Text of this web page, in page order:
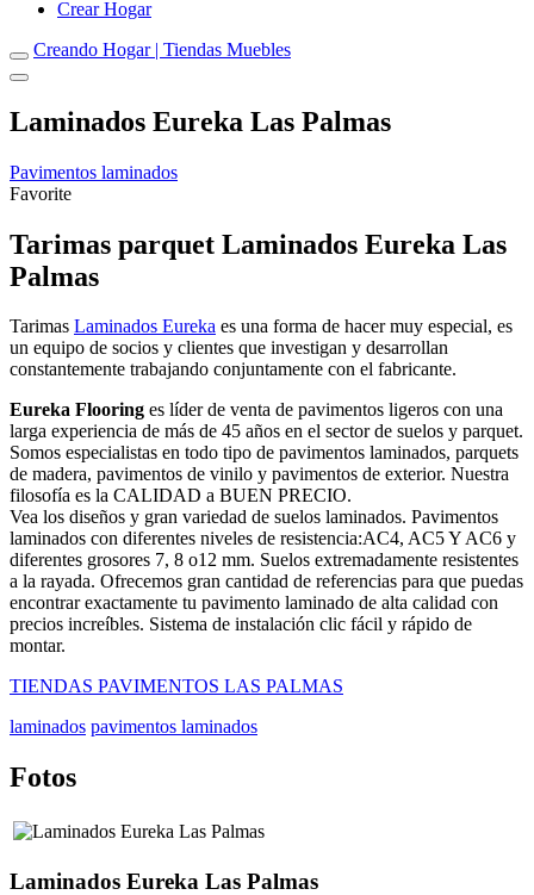
Crear Hogar
Creando Hogar | Tiendas Muebles
Laminados Eureka Las Palmas
Pavimentos laminados
Favorite
Tarimas parquet Laminados Eureka Las
Palmas
Tarimas Laminados Eureka es una forma de hacer muy especial, es
un equipo de socios y clientes que investigan y desarrollan
constantemente trabajando conjuntamente con el fabricante.
Eureka Flooring es líder de venta de pavimentos ligeros con una
larga experiencia de más de 45 años en el sector de suelos y parquet.
Somos especialistas en todo tipo de pavimentos laminados, parquets
de madera, pavimentos de vinilo y pavimentos de exterior. Nuestra
filosofía es la CALIDAD a BUEN PRECIO.
Vea los diseños y gran variedad de suelos laminados. Pavimentos
laminados con diferentes niveles de resistencia:AC4, AC5 Y AC6 y
diferentes grosores 7, 8 o12 mm. Suelos extremadamente resistentes
a la rayada. Ofrecemos gran cantidad de referencias para que puedas
encontrar exactamente tu pavimento laminado de alta calidad con
precios increíbles. Sistema de instalación clic fácil y rápido de
montar.
TIENDAS PAVIMENTOS LAS PALMAS
laminados pavimentos laminados
Fotos
Laminados Eureka Las Palmas